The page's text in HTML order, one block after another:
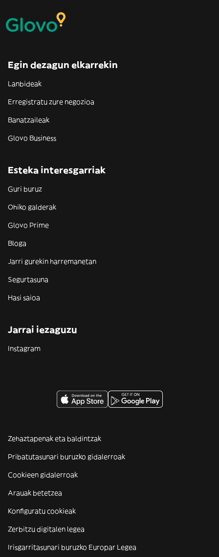
Egin dezagun elkarrekin
Lanbideak
Erregistratu zure negozioa
Banatzaileak
Glovo Business
Esteka interesgarriak
Guri buruz
Ohiko galderak
Glovo Prime
Bloga
Jarri gurekin harremanetan
Segurtasuna
Hasi saioa
Jarrai iezaguzu
Instagram
Zehaztapenak eta baldintzak
Pribatutasunari buruzko gidalerroak
Cookieen gidalerroak
Arauak betetzea
Konfiguratu cookieak
Zerbitzu digitalen legea
Irisgarritasunari buruzko Europar Legea